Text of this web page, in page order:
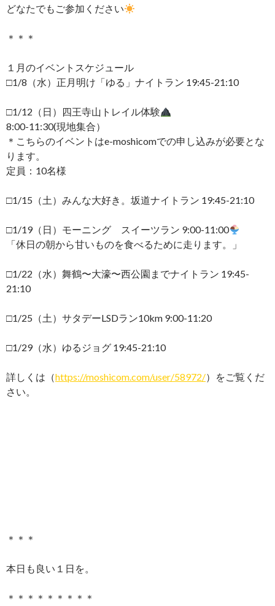
どなたでもご参加ください
＊＊＊
１月のイベントスケジュール
□1/8（水）正月明け「ゆる」ナイトラン 19:45-21:10
□1/12（日）四王寺山トレイル体験
8:00-11:30(現地集合）
＊こちらのイベントはe-moshicomでの申し込みが必要とな
ります。
定員：10名様
□1/15（土）みんな大好き。坂道ナイトラン 19:45-21:10
□1/19（日）モーニング スイーツラン 9:00-11:00
「休日の朝から甘いものを食べるために走ります。」
□1/22（水）舞鶴〜大濠〜西公園までナイトラン 19:45-
21:10
□1/25（土）サタデーLSDラン10km 9:00-11:20
□1/29（水）ゆるジョグ 19:45-21:10
詳しくは（https://moshicom.com/user/58972/）をご覧くだ
さい。
＊＊＊
本日も良い１日を。
＊＊＊＊＊＊＊＊＊